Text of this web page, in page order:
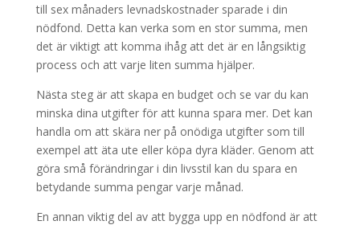
till sex månaders levnadskostnader sparade i din
nödfond. Detta kan verka som en stor summa, men
det är viktigt att komma ihåg att det är en långsiktig
process och att varje liten summa hjälper.
Nästa steg är att skapa en budget och se var du kan
minska dina utgifter för att kunna spara mer. Det kan
handla om att skära ner på onödiga utgifter som till
exempel att äta ute eller köpa dyra kläder. Genom att
göra små förändringar i din livsstil kan du spara en
betydande summa pengar varje månad.
En annan viktig del av att bygga upp en nödfond är att